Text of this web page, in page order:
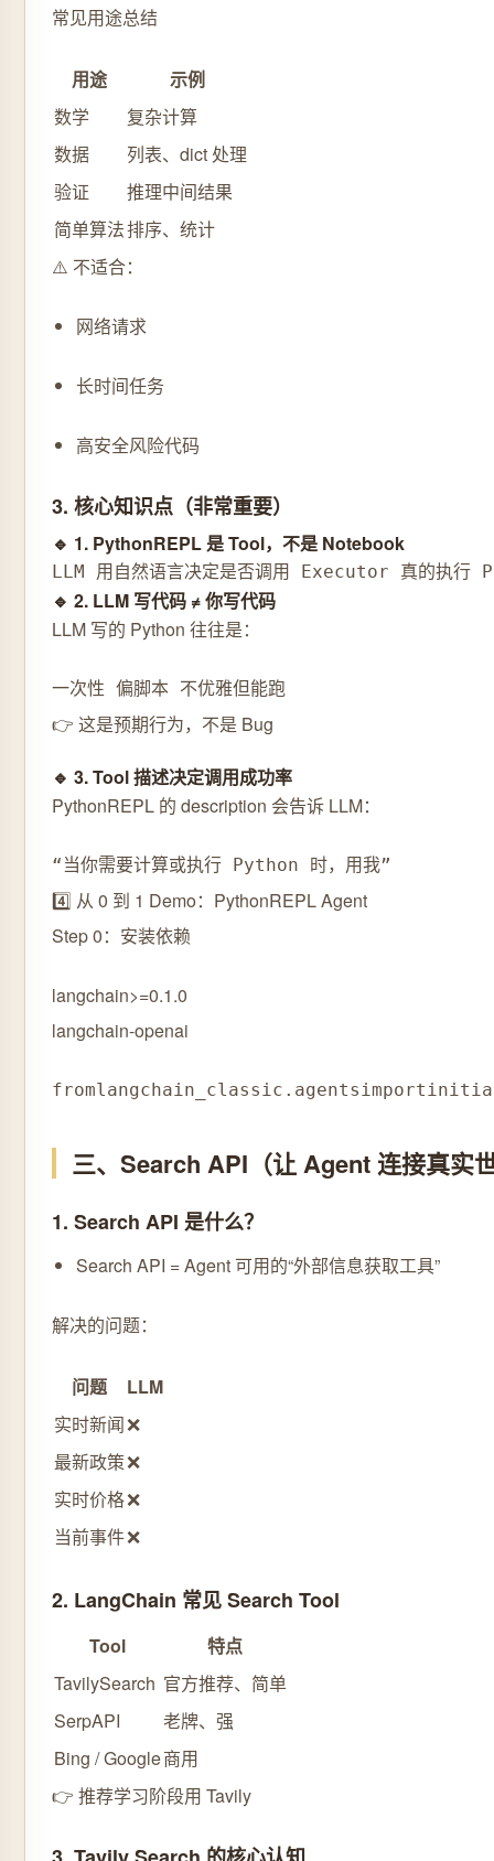
常见用途总结
用途
示例
数学
复杂计算
数据
列表、dict 处理
验证
推理中间结果
简单算法排序、统计
⚠️ 不适合：
网络请求
长时间任务
高安全风险代码
3. 核心知识点（非常重要）
🔹 1. PythonREPL 是 Tool，不是 Notebook
LLM 用自然语言决定是否调用 Executor 真的执行
🔹 2. LLM 写代码 ≠ 你写代码
LLM 写的 Python 往往是：
一次性 偏脚本 不优雅但能跑
👉 这是预期行为，不是 Bug
🔹 3. Tool 描述决定调用成功率
PythonREPL 的 description 会告诉 LLM：
“当你需要计算或执行 Python 时，用我”
4️⃣ 从 0 到 1 Demo：PythonREPL Agent
Step 0：安装依赖
langchain>=0.1.0
langchain-openai
fromlangchain_classic . agentsimport
三、Search API（让 Agent 连接真实
1. Search API 是什么？
Search API = Agent 可用的“外部信息获取工具”
解决的问题：
问题
LLM
实时新闻❌
最新政策❌
实时价格❌
当前事件❌
2. LangChain 常见 Search Tool
Tool
特点
TavilySearch 官方推荐、简单
SerpAPI
老牌、强
Bing / Google商用
👉 推荐学习阶段用 Tavily